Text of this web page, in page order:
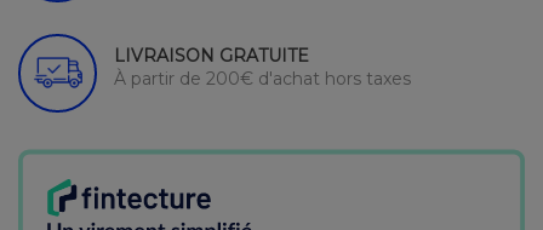
LIVRAISON GRATUITE
À partir de 200€ d'achat hors taxes